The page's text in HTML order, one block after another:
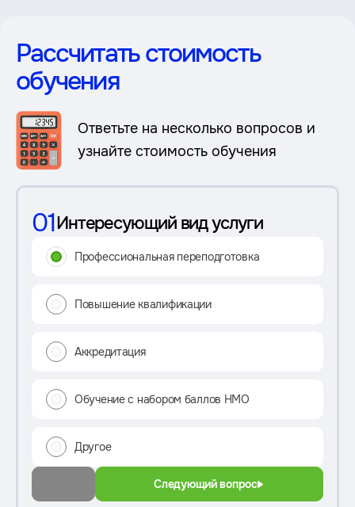
Рассчитать стоимость
обучения
Ответьте на несколько вопросов и
узнайте стоимость обучения
01Интересующий вид услуги
Профессиональная переподготовка
Повышение квалификации
Аккредитация
Обучение с набором баллов НМО
Другое
Следующий вопрос